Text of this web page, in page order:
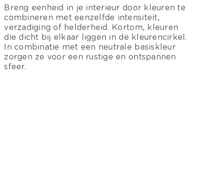
Breng eenheid in je interieur door kleuren te
combineren met eenzelfde intensiteit,
verzadiging of helderheid. Kortom, kleuren
die dicht bij elkaar liggen in de kleurencirkel.
In combinatie met een neutrale basiskleur
zorgen ze voor een rustige en ontspannen
sfeer.